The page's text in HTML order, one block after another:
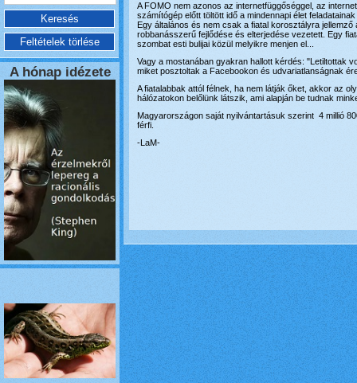
A hónap idézete
A FOMO nem azonos az internetfüggőséggel, az
számítógép előtt töltött idő a mindennapi élet
Egy általános és nem csak a fiatal korosztályra
robbanásszerű fejlődése és elterjedése vezetett. Egy
szombat esti bulijai közül melyikre menjen el...
Vagy a mostanában gyakran hallott kérdés: "Letiltottak
miket posztoltak a Facebookon és udvariatlanságnak
A fiatalabbak attól félnek, ha nem látják őket, akkor az
hálózatokon belőlünk látszik, ami alapján be tudnak
Magyarországon saját nyilvántartásuk szerint 4 millió
férfi.
-LaM-